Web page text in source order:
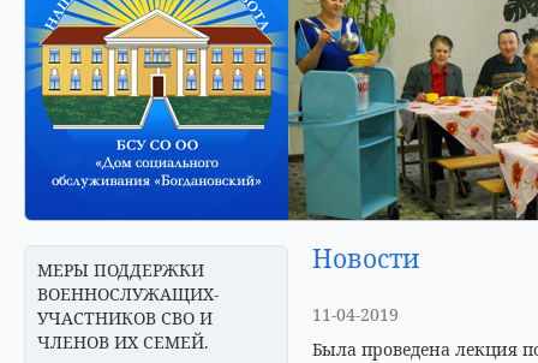
МЕРЫ ПОДДЕРЖКИ
ВОЕННОСЛУЖАЩИХ-
УЧАСТНИКОВ СВО И
ЧЛЕНОВ ИХ СЕМЕЙ.
Новости
11-04-2019
Была проведена лекция